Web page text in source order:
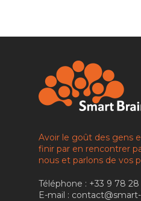
Avoir le goût des gens
finir par en rencontrer
nous et parlons de vos
Téléphone : +33 9 78 28
E-mail :